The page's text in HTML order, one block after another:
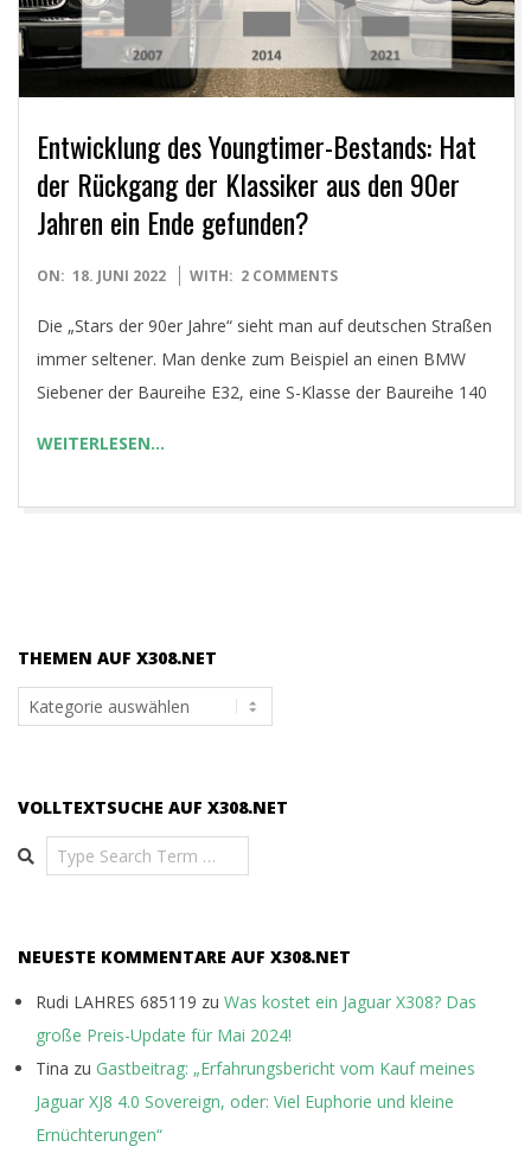
Entwicklung des Youngtimer-Bestands: Hat
der Rückgang der Klassiker aus den 90er
Jahren ein Ende gefunden?
2022-
ON: 18. JUNI 2022 WITH: 2 COMMENTS
Die „Stars der 90er Jahre“ sieht man auf deutschen Straßen
immer seltener. Man denke zum Beispiel an einen BMW
Siebener der Baureihe E32, eine S-Klasse der Baureihe 140
WEITERLESEN…
THEMEN AUF X308.NET
Themen
auf
VOLLTEXTSUCHE AUF X308.NET
Search
NEUESTE KOMMENTARE AUF X308.NET
Rudi LAHRES 685119 zu Was kostet ein Jaguar X308? Das
große Preis-Update für Mai 2024!
Tina zu Gastbeitrag: „Erfahrungsbericht vom Kauf meines
Jaguar XJ8 4.0 Sovereign, oder: Viel Euphorie und kleine
Ernüchterungen“